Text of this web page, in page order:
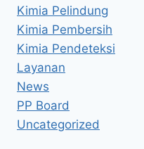
Kimia Pelindung
Kimia Pembersih
Kimia Pendeteksi
Layanan
News
PP Board
Uncategorized